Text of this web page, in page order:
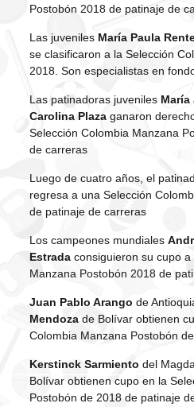
Postobón 2018 de patinaje de
Las juveniles María Paula
se clasificaron a la Selección
2018. Son especialistas en
Las patinadoras juveniles María
Carolina Plazaganaron
Selección Colombia Manzana
de carreras
Luego de cuatro años, el
regresa a una Selección
de patinaje de carreras
Los campeones mundiales
Estradaconsiguieron su cupo a
Manzana Postobón 2018 de
Juan Pablo Arango de
Mendoza de Bolívar obtienen
Colombia Manzana Postobón
Kerstinck Sarmiento del
Bolívar obtienen cupo en la
Postobón de 2018 de patinaje